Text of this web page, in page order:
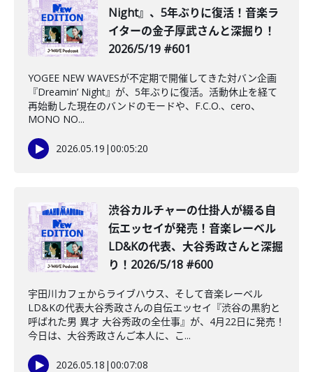
Night』、5年ぶりに復活！音楽ラ
イターの金子厚武さんと深掘り！
2026/5/19 #601
YOGEE NEW WAVESが不定期で開催してきた対バン企画
『Dreamin’ Night』が、5年ぶりに復活。活動休止を経て
再始動した現在のバンドのモードや、F.C.O.、cero、
MONO NO...
2026.05.19 |00:05:20
渋谷カルチャーの仕掛人が綴る自
伝エッセイが発売！音楽レーベル
LD&Kの代表、大谷秀政さんと深掘
り！2026/5/18 #600
宇田川カフェからライブハウス、そして音楽レーベル
LD&Kの代表大谷秀政さんの自伝エッセイ『渋谷の黒豹と
呼ばれた男 異才 大谷秀政の全仕事』が、4月22日に発売！
今日は、大谷秀政さんご本人に、こ...
2026.05.18 |00:07:08